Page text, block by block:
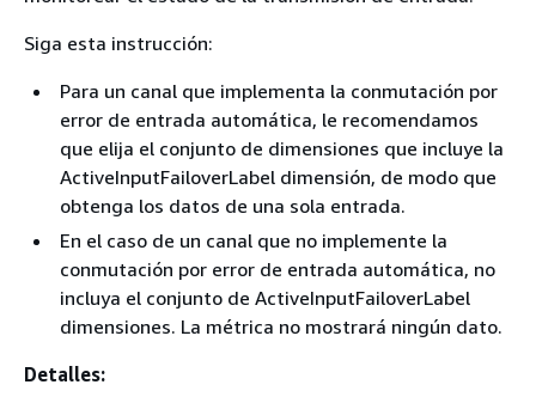
Siga esta instrucción:
Para un canal que implementa la conmutación por
error de entrada automática, le recomendamos
que elija el conjunto de dimensiones que incluye la
ActiveInputFailoverLabel dimensión, de modo que
obtenga los datos de una sola entrada.
En el caso de un canal que no implemente la
conmutación por error de entrada automática, no
incluya el conjunto de ActiveInputFailoverLabel
dimensiones. La métrica no mostrará ningún dato.
Detalles: